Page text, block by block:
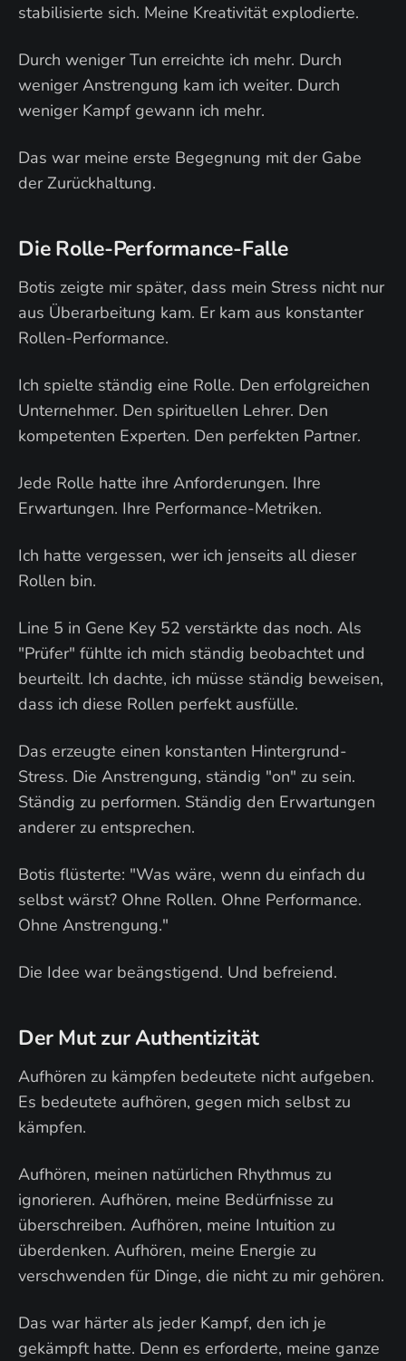
stabilisierte sich. Meine Kreativität explodierte.
Durch weniger Tun erreichte ich mehr. Durch
weniger Anstrengung kam ich weiter. Durch
weniger Kampf gewann ich mehr.
Das war meine erste Begegnung mit der Gabe
der Zurückhaltung.
Die Rolle-Performance-Falle
Botis zeigte mir später, dass mein Stress nicht nur
aus Überarbeitung kam. Er kam aus konstanter
Rollen-Performance.
Ich spielte ständig eine Rolle. Den erfolgreichen
Unternehmer. Den spirituellen Lehrer. Den
kompetenten Experten. Den perfekten Partner.
Jede Rolle hatte ihre Anforderungen. Ihre
Erwartungen. Ihre Performance-Metriken.
Ich hatte vergessen, wer ich jenseits all dieser
Rollen bin.
Line 5 in Gene Key 52 verstärkte das noch. Als
"Prüfer" fühlte ich mich ständig beobachtet und
beurteilt. Ich dachte, ich müsse ständig beweisen,
dass ich diese Rollen perfekt ausfülle.
Das erzeugte einen konstanten Hintergrund-
Stress. Die Anstrengung, ständig "on" zu sein.
Ständig zu performen. Ständig den Erwartungen
anderer zu entsprechen.
Botis flüsterte: "Was wäre, wenn du einfach du
selbst wärst? Ohne Rollen. Ohne Performance.
Ohne Anstrengung."
Die Idee war beängstigend. Und befreiend.
Der Mut zur Authentizität
Aufhören zu kämpfen bedeutete nicht aufgeben.
Es bedeutete aufhören, gegen mich selbst zu
kämpfen.
Aufhören, meinen natürlichen Rhythmus zu
ignorieren. Aufhören, meine Bedürfnisse zu
überschreiben. Aufhören, meine Intuition zu
überdenken. Aufhören, meine Energie zu
verschwenden für Dinge, die nicht zu mir gehören.
Das war härter als jeder Kampf, den ich je
gekämpft hatte. Denn es erforderte, meine ganze